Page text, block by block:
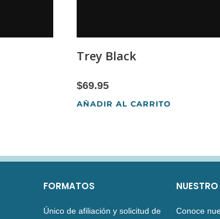
Trey Black
$69.95
AÑADIR AL CARRITO
FORMATOS
Único de afiliación y solicitud de
Conoce